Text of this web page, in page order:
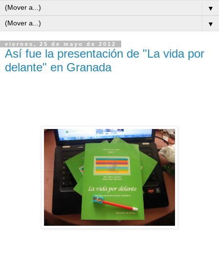
▼
▼
viernes, 25 de mayo de 2012
Así fue la presentación de "La vida por
delante" en Granada